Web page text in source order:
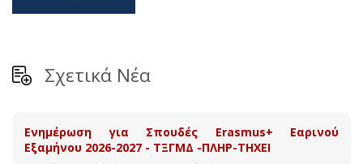
Σχετικά Νέα
Ενημέρωση για Σπουδές Erasmus+ Εαρινού
Εξαμήνου 2026-2027 - ΤΞΓΜΔ -ΠΛΗΡ-ΤΗΧΕΙ